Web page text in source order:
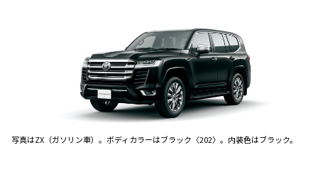
写真はZX（ガソリン車）。ボディカラーはブラック〈202〉。内装色はブラック。